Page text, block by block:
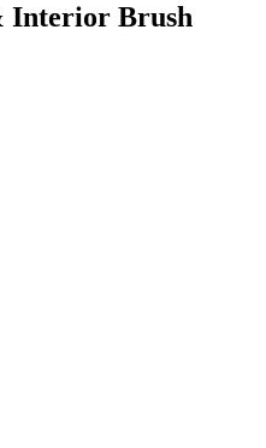
Interior Brush